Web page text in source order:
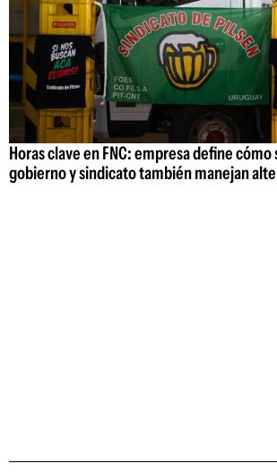
Horas clave en FNC: empresa define
gobierno y sindicato también manejan